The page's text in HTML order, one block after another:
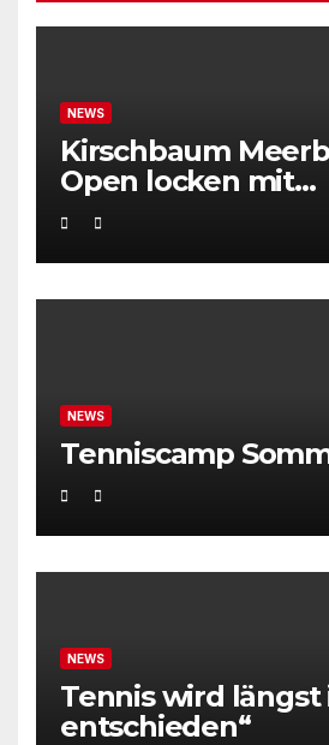
NEWS
Kirschbaum
Open locken mit
Weltklassetennis
NEWS
Tenniscamp
NEWS
Tennis wird längst
entschieden“